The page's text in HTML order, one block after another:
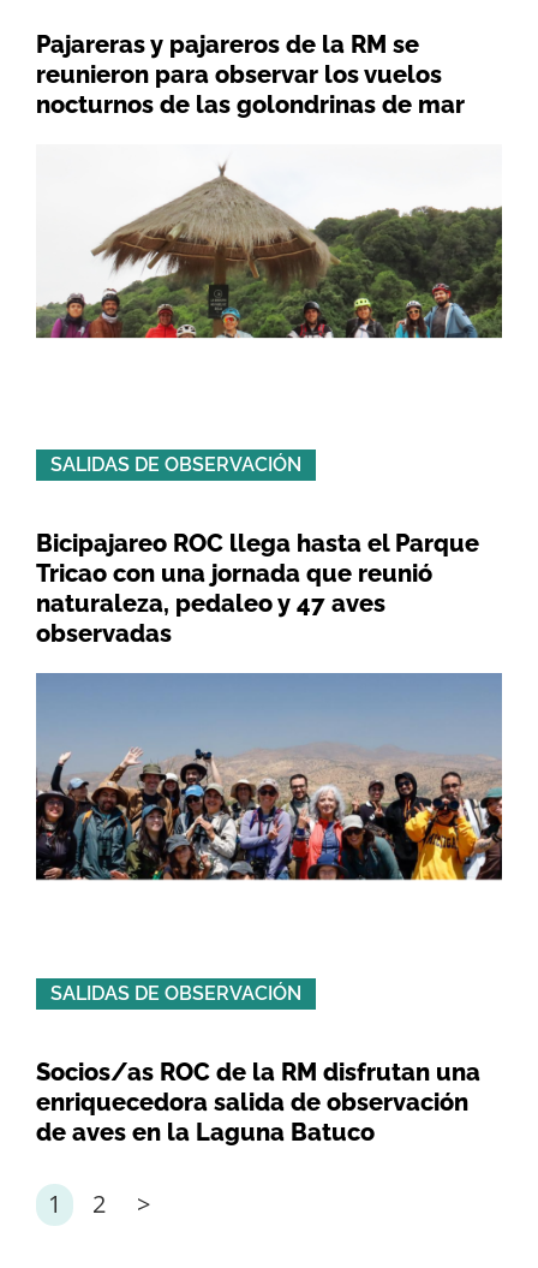
Pajareras y pajareros de la RM se
reunieron para observar los vuelos
nocturnos de las golondrinas de mar
SALIDAS DE OBSERVACIÓN
Bicipajareo ROC llega hasta el Parque
Tricao con una jornada que reunió
naturaleza, pedaleo y 47 aves
observadas
SALIDAS DE OBSERVACIÓN
Socios/as ROC de la RM disfrutan una
enriquecedora salida de observación
de aves en la Laguna Batuco
1 2 >